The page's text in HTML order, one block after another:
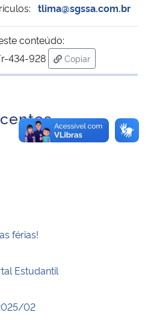
tlima@sgssa.com.br
conteúdo:
434-928
Copiar
para área de
férias!
Estudantil
02